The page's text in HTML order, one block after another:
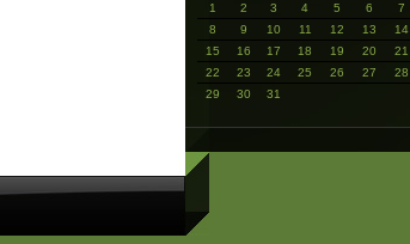
1
2 3 4 5 6
7
8
9 10 11 12 13
14
15
16 17 18 19 20
21
22
23 24 25 26 27
28
29
30 31